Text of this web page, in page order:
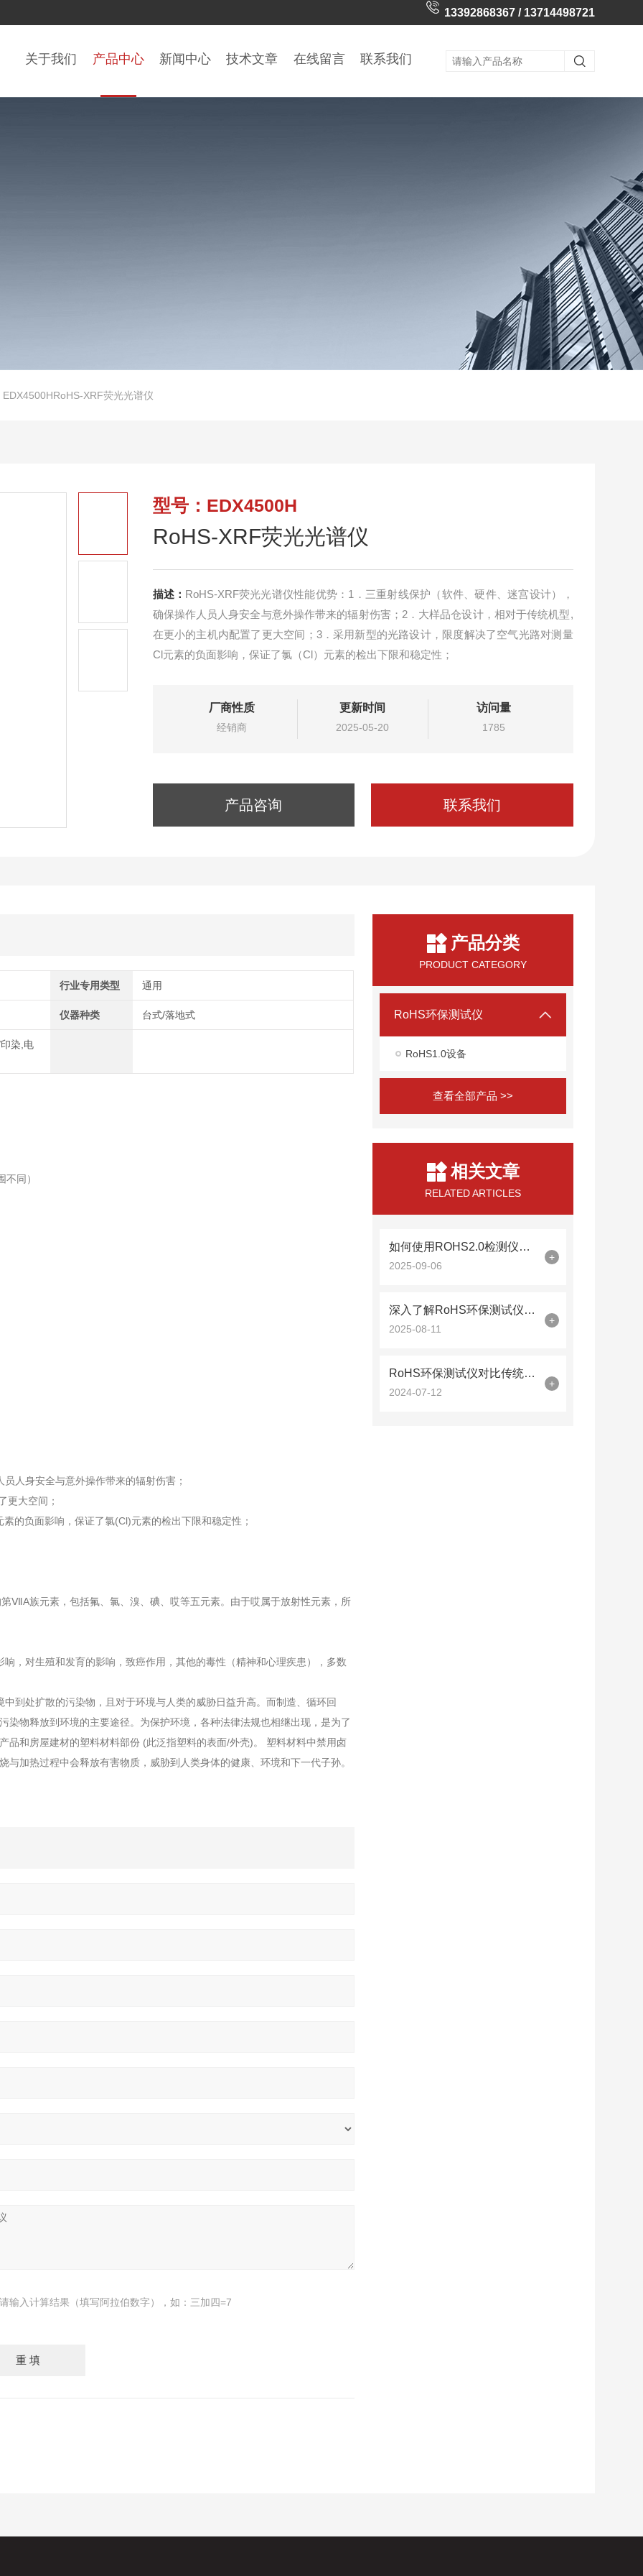
13392868367 / 13714498721
关于我们 产品中心 新闻中心 技术文章 在线留言 联系我们
EDX4500HRoHS-XRF荧光光谱仪
型号：EDX4500H
RoHS-XRF荧光光谱仪
描述： RoHS-XRF荧光光谱仪性能优势：1．三重射线保护（软件、硬件、迷宫设计），
确保操作人员人身安全与意外操作带来的辐射伤害；2．大样品仓设计，相对于传统机型,
在更小的主机内配置了更大空间；3．采用新型的光路设计，限度解决了空气光路对测量
Cl元素的负面影响，保证了氯（Cl）元素的检出下限和稳定性；
厂商性质
经销商
更新时间
2025-05-20
访问量
1785
产品咨询 联系我们
行业专用类型 通用
仪器种类 台式/落地式
染,电
同）
人身安全与意外操作带来的辐射伤害；
更大空间；
的负面影响，保证了氯(Cl)元素的检出下限和稳定性；
ⅦA族元素，包括氟、氯、溴、碘、哎等五元素。由于哎属于放射性元素，所
，对生殖和发育的影响，致癌作用，其他的毒性（精神和心理疾患），多数
到处扩散的污染物，且对于环境与人类的威胁日益升高。而制造、循环回
染物释放到环境的主要途径。为保护环境，各种法律法规也相继出现，是为了
品和房屋建材的塑料材料部份 (此泛指塑料的表面/外壳)。 塑料材料中禁用卤
加热过程中会释放有害物质，威胁到人类身体的健康、环境和下一代子孙。
请输入计算结果（填写阿拉伯数字），如：三加四=7
产品分类
PRODUCT CATEGORY
RoHS环保测试仪
RoHS1.0设备
查看全部产品 >>
相关文章
RELATED ARTICLES
如何使用ROHS2.0检测仪确保电子产品零部件无害化？
2025-09-06
+
深入了解RoHS环保测试仪的工作原理与功能
2025-08-11
+
RoHS环保测试仪对比传统检测方法的性能优势
2024-07-12
+